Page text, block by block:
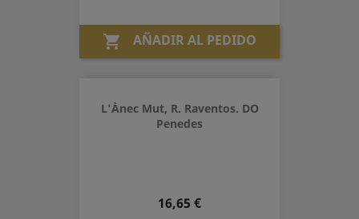
 AÑADIR AL PEDIDO
L'Ànec Mut, R. Raventos. DO
Penedes
Precio
16,65 €